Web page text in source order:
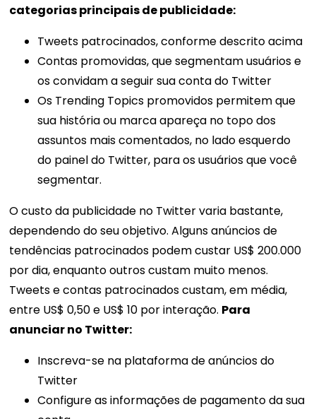
categorias principais de publicidade:
Tweets patrocinados, conforme descrito acima
Contas promovidas, que segmentam usuários e
os convidam a seguir sua conta do Twitter
Os Trending Topics promovidos permitem que
sua história ou marca apareça no topo dos
assuntos mais comentados, no lado esquerdo
do painel do Twitter, para os usuários que você
segmentar.
O custo da publicidade no Twitter varia bastante,
dependendo do seu objetivo. Alguns anúncios de
tendências patrocinados podem custar US$ 200.000
por dia, enquanto outros custam muito menos.
Tweets e contas patrocinados custam, em média,
entre US$ 0,50 e US$ 10 por interação. Para
anunciar no Twitter:
Inscreva-se na plataforma de anúncios do
Twitter
Configure as informações de pagamento da sua